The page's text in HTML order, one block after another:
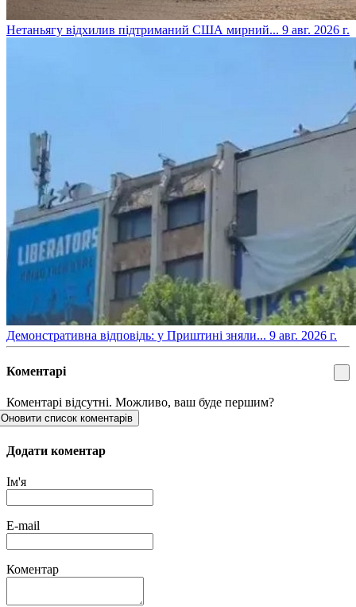
​Нетаньягу відхилив підтриманий США мирний... 9 авг. 2026 г.
​Демонстративна відповідь: у Приштині зняли... 9 авг. 2026 г.
Коментарі
Коментарі відсутні. Можливо, ваш буде першим?
Оновити список коментарів
Додати коментар
Ім'я
E-mail
Коментар